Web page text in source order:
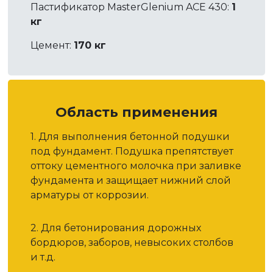
Пастификатор MasterGlenium ACE 430: 1
кг
Цемент: 170 кг
Область применения
1. Для выполнения бетонной подушки
под фундамент. Подушка препятствует
оттоку цементного молочка при заливке
фундамента и защищает нижний слой
арматуры от коррозии.
2. Для бетонирования дорожных
бордюров, заборов, невысоких столбов
и т.д.